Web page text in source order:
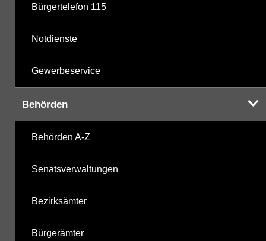
Bürgertelefon 115
Notdienste
Gewerbeservice
Behörden
Behörden A-Z
Senatsverwaltungen
Bezirksämter
Bürgerämter